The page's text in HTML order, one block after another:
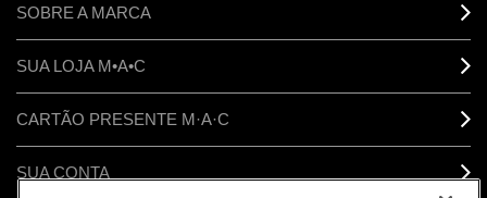
SOBRE A MARCA
SUA LOJA M•A•C
CARTÃO PRESENTE M·A·C
SUA CONTA